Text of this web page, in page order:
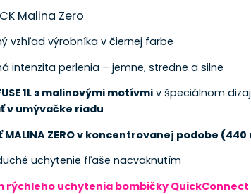
Malina Zero
vzhľad výrobníka v čiernej farbe
intenzita perlenia – jemne, stredne a silne
1L s malinovými motívmiv špeciálnom
v umývačke riadu
MALINA ZERO v koncentrovanej podobe (440
uchytenie fľaše nacvaknutím
rýchleho uchytenia bombičky QuickConnect